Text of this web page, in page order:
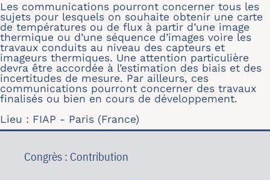
Les communications pourront concerner tous les
sujets pour lesquels on souhaite obtenir une carte
de températures ou de flux à partir d’une image
thermique ou d’une séquence d’images voire les
travaux conduits au niveau des capteurs et
imageurs thermiques. Une attention particulière
devra être accordée à l’estimation des biais et des
incertitudes de mesure. Par ailleurs, ces
communications pourront concerner des travaux
finalisés ou bien en cours de développement.
Lieu : FIAP - Paris (France)
Congrès : Contribution